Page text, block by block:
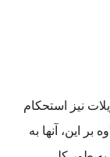
نیز استحکام
بر این، آنها به